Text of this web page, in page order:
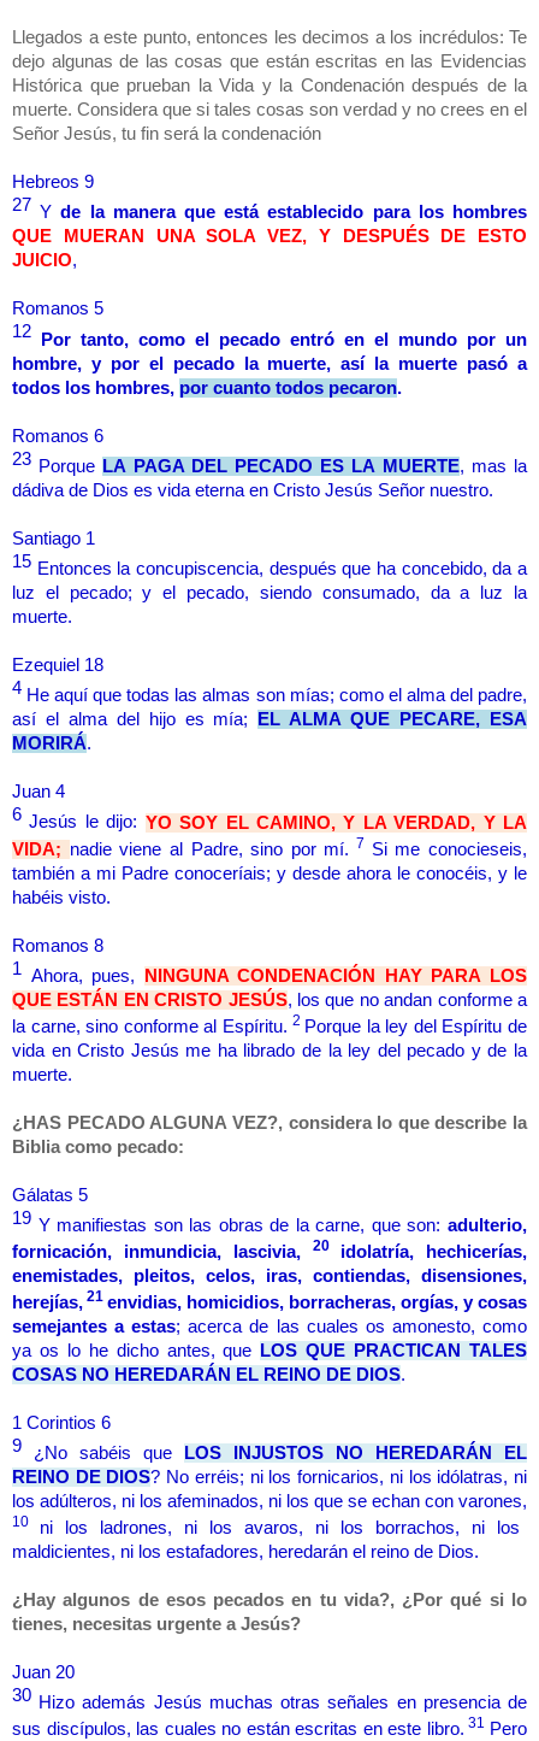
Llegados a este punto, entonces les decimos a los incrédulos: Te
dejo algunas de las cosas que están escritas en las Evidencias
Histórica que prueban la Vida y la Condenación después de la
muerte. Considera que si tales cosas son verdad y no crees en el
Señor Jesús, tu fin será la condenación
Hebreos 9
27Yde la manera que está establecido para los hombres
QUE MUERAN UNA SOLA VEZ, Y DESPUÉS DE ESTO
JUICIO,
Romanos 5
12 Por tanto, como el pecado entró en el mundo por un
hombre, y por el pecado la muerte, así la muerte pasó a
todos los hombres, por cuanto todos pecaron.
Romanos 6
23 Porque LA PAGA DEL PECADO ES LA MUERTE, mas la
dádiva de Dios es vida eterna en Cristo Jesús Señor nuestro.
Santiago 1
15 Entonces la concupiscencia, después que ha concebido, da a
luz el pecado; y el pecado, siendo consumado, da a luz la
muerte.
Ezequiel 18
4 He aquí que todas las almas son mías; como el alma del padre,
así el alma del hijo es mía;
EL ALMA QUE PECARE, ESA
MORIRÁ.
Juan 4
6 Jesús le dijo: YO SOY EL CAMINO, Y LA VERDAD, Y LA
VIDA; nadie viene al Padre, sino por mí. 7 Si me conocieseis,
también a mi Padre conoceríais; y desde ahora le conocéis, y le
habéis visto.
Romanos 8
1 Ahora, pues,
NINGUNA CONDENACIÓN HAY PARA LOS
QUE ESTÁN EN CRISTO JESÚS, los que no andan conforme a
la carne, sino conforme al Espíritu. 2 Porque la ley del Espíritu de
vida en Cristo Jesús me ha librado de la ley del pecado y de la
muerte.
¿HAS PECADO ALGUNA VEZ?, considera lo que describe la
Biblia como pecado:
Gálatas 5
19 Y manifiestas son las obras de la carne, que son:adulterio,
fornicación, inmundicia, lascivia, 20 idolatría, hechicerías,
enemistades, pleitos, celos, iras, contiendas, disensiones,
herejías, 21 envidias, homicidios, borracheras, orgías, y cosas
semejantes a estas; acerca de las cuales os amonesto, como
ya os lo he dicho antes, que
LOS QUE PRACTICAN TALES
COSAS NO HEREDARÁN EL REINO DE DIOS.
1 Corintios 6
9 ¿No sabéis que
LOS INJUSTOS NO HEREDARÁN EL
REINO DE DIOS? No erréis; ni los fornicarios, ni los idólatras, ni
los adúlteros, ni los afeminados, ni los que se echan con varones,
10 ni los ladrones, ni los avaros, ni los borrachos, ni los
maldicientes, ni los estafadores, heredarán el reino de Dios.
¿Hay algunos de esos pecados en tu vida?, ¿Por qué si lo
tienes, necesitas urgente a Jesús?
Juan 20
30 Hizo además Jesús muchas otras señales en presencia de
sus discípulos, las cuales no están escritas en este libro. 31 Pero